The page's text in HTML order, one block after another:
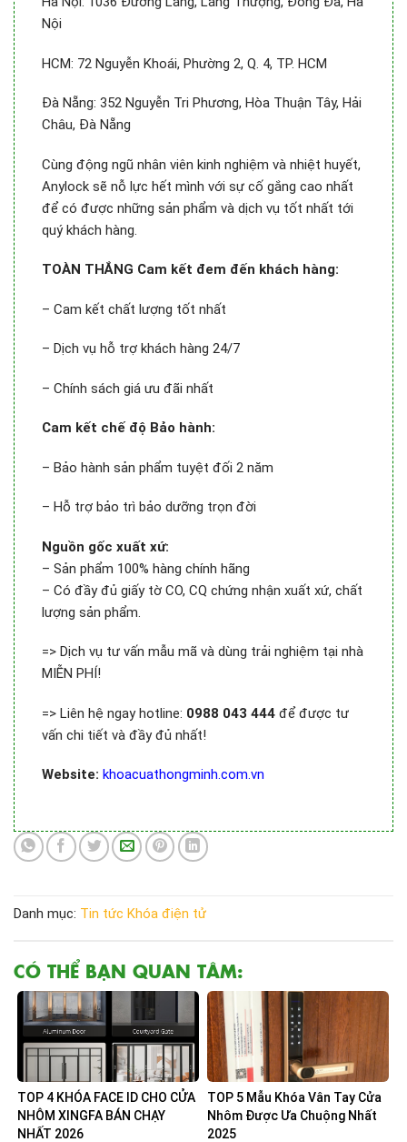
Nội
HCM: 72 Nguyễn Khoái, Phường 2, Q. 4, TP. HCM
Đà Nẵng: 352 Nguyễn Tri Phương, Hòa Thuận Tây, Hải
Châu, Đà Nẵng
Cùng động ngũ nhân viên kinh nghiệm và nhiệt huyết,
Anylock sẽ nỗ lực hết mình với sự cố gắng cao nhất
để có được những sản phẩm và dịch vụ tốt nhất tới
quý khách hàng.
TOÀN THẮNG Cam kết đem đến khách hàng:
– Cam kết chất lượng tốt nhất
– Dịch vụ hỗ trợ khách hàng 24/7
– Chính sách giá ưu đãi nhất
Cam kết chế độ Bảo hành:
– Bảo hành sản phẩm tuyệt đối 2 năm
– Hỗ trợ bảo trì bảo dưỡng trọn đời
Nguồn gốc xuất xứ:
– Sản phẩm 100% hàng chính hãng
– Có đầy đủ giấy tờ CO, CQ chứng nhận xuất xứ, chất
lượng sản phẩm.
=> Dịch vụ tư vấn mẫu mã và dùng trải nghiệm tại nhà
MIỄN PHÍ!
=> Liên hệ ngay hotline: 0988 043 444 để được tư
vấn chi tiết và đầy đủ nhất!
Website: khoacuathongminh.com.vn
Danh mục: Tin tức Khóa điện tử
CÓ THỂ BẠN QUAN TÂM:
TOP 4 KHÓA FACE ID CHO CỬA
NHÔM XINGFA BÁN CHẠY
NHẤT 2026
TOP 5 Mẫu Khóa Vân Tay Cửa
Nhôm Được Ưa Chuộng Nhất
2025